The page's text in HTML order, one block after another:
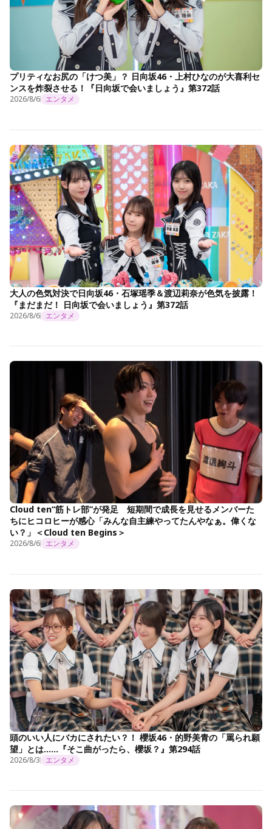
プリティなお尻の「けつ美」？ 日向坂46・上村ひなのが大喜利セ
ンスを炸裂させる！『日向坂で会いましょう』第372話
2026/8/6 エンタメ
大人の色気対決で日向坂46・石塚瑶季＆渡辺莉奈が色気を披露！
『まだまだ！ 日向坂で会いましょう』第372話
2026/8/6 エンタメ
Cloud ten“筋トレ部”が発足 短期間で成長を見せるメンバーた
ちにヒコロヒーが感心「みんな自主練やってたんやなぁ。偉くな
い？」＜Cloud ten Begins＞
2026/8/6 エンタメ
頭のいい人にバカにされたい？！ 櫻坂46・的野美青の「罵られ願
望」とは……『そこ曲がったら、櫻坂？』第294話
2026/8/3 エンタメ